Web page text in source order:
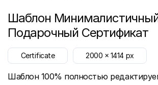
Шаблон
Подарочный Сертификат
Certificate 2000 x 1414 px
Шаблон 100% полностью